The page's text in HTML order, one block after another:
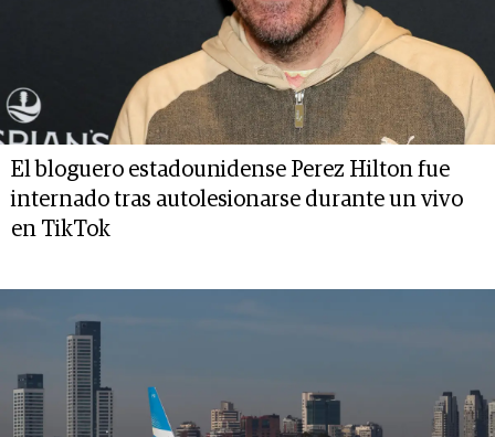
El bloguero estadounidense Perez Hilton fue
internado tras autolesionarse durante un vivo
en TikTok